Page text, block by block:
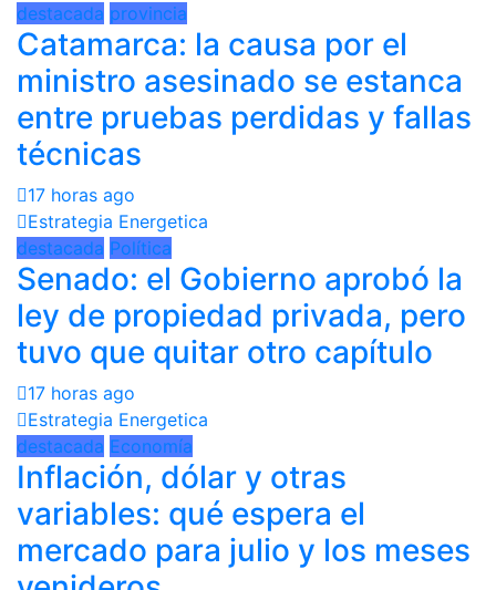
destacada provincia
Catamarca: la causa por el
ministro asesinado se estanca
entre pruebas perdidas y fallas
técnicas
17 horas ago
Estrategia Energetica
destacada Política
Senado: el Gobierno aprobó la
ley de propiedad privada, pero
tuvo que quitar otro capítulo
17 horas ago
Estrategia Energetica
destacada Economía
Inflación, dólar y otras
variables: qué espera el
mercado para julio y los meses